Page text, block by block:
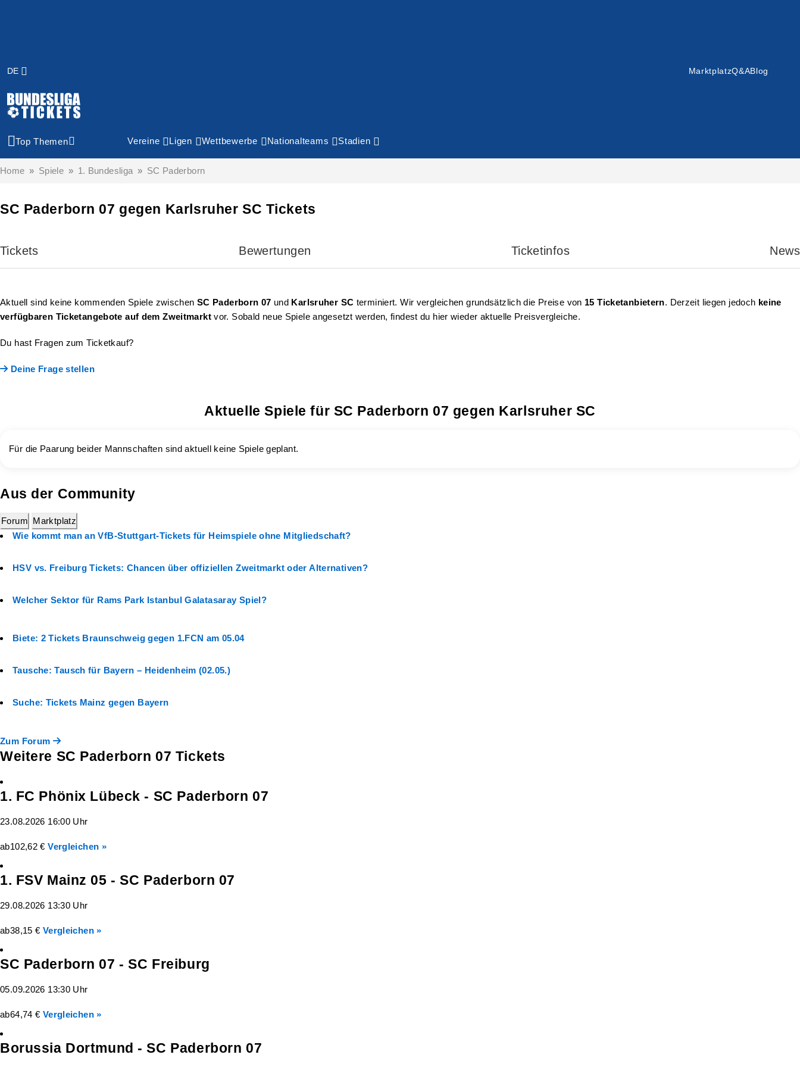
DE MarktplatzQ&ABlog
Top Themen Vereine Ligen Wettbewerbe Nationalteams Stadien
SC Paderborn 07 gegen Karlsruher SC Tickets
Home Spiele 1. Bundesliga SC Paderborn
Tickets Bewertungen Ticketinfos News
Aktuell sind keine kommenden Spiele zwischen SC Paderborn 07 und Karlsruher SC terminiert. Wir vergleichen grundsätzlich die Preise von 15 Ticketanbietern. Derzeit liegen jedoch keine
verfügbaren Ticketangebote auf dem Zweitmarktvor. Sobald neue Spiele angesetzt werden, findest du hier wieder aktuelle Preisvergleiche.
Du hast Fragen zum Ticketkauf?
Deine Frage stellen
Aktuelle Spiele für SC Paderborn 07 gegen Karlsruher SC
Für die Paarung beider Mannschaften sind aktuell keine Spiele geplant.
Aus der Community
Forum Marktplatz
Wie kommt man an VfB-Stuttgart-Tickets für Heimspiele ohne Mitgliedschaft?
HSV vs. Freiburg Tickets: Chancen über offiziellen Zweitmarkt oder Alternativen?
Welcher Sektor für Rams Park Istanbul Galatasaray Spiel?
Biete: 2 Tickets Braunschweig gegen 1.FCN am 05.04
Tausche: Tausch für Bayern – Heidenheim (02.05.)
Suche: Tickets Mainz gegen Bayern
Zum Forum
Weitere SC Paderborn 07 Tickets
1. FC Phönix Lübeck - SC Paderborn 07
23.08.2026 16:00 Uhr
ab102,62 €Vergleichen »
1. FSV Mainz 05 - SC Paderborn 07
29.08.2026 13:30 Uhr
ab38,15 € Vergleichen »
SC Paderborn 07 - SC Freiburg
05.09.2026 13:30 Uhr
ab64,74 € Vergleichen »
Borussia Dortmund - SC Paderborn 07